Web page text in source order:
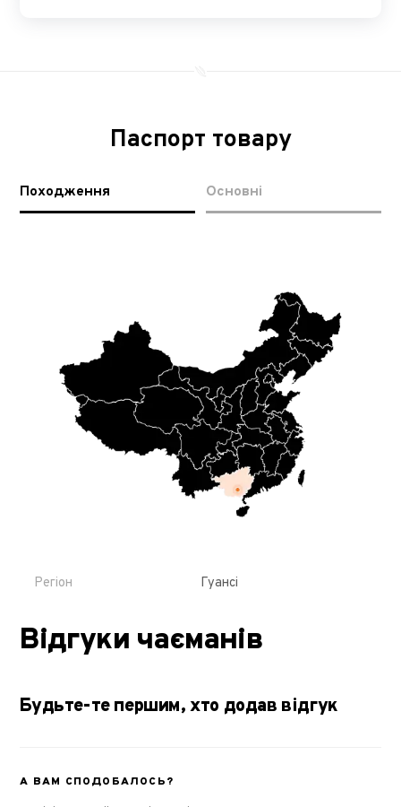
Паспорт товару
Походження Основні
Регіон Гуансі
Відгуки чаєманів
Будьте-те першим, хто додав відгук
А ВАМ СПОДОБАЛОСЬ?